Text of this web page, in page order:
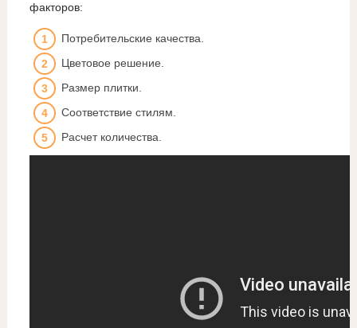
факторов:
Потребительские качества.
Цветовое решение.
Размер плитки.
Соответствие стилям.
Расчет количества.